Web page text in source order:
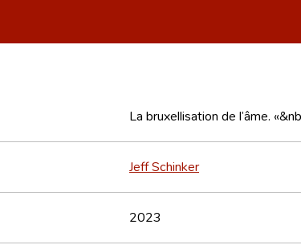
La bruxellisation de l’âme.
Jeff Schinker
2023